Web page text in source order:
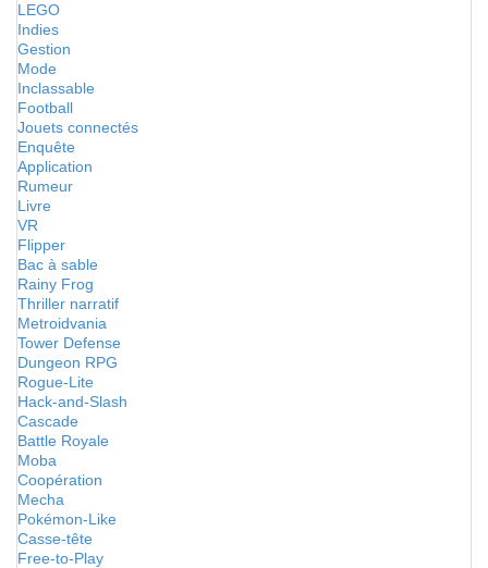
LEGO
Indies
Gestion
Mode
Inclassable
Football
Jouets connectés
Enquête
Application
Rumeur
Livre
VR
Flipper
Bac à sable
Rainy Frog
Thriller narratif
Metroidvania
Tower Defense
Dungeon RPG
Rogue-Lite
Hack-and-Slash
Cascade
Battle Royale
Moba
Coopération
Mecha
Pokémon-Like
Casse-tête
Free-to-Play